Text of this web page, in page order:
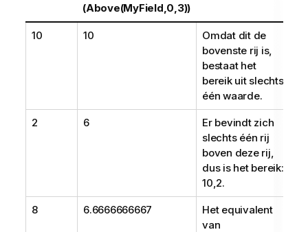
(Above(MyField,0,3))
10 10
Omdat dit de
bovenste rij is,
bestaat het
bereik uit slechts
één waarde.
2 6
Er bevindt zich
slechts één rij
boven deze rij,
dus is het bereik:
10,2.
8 6.6666666667
Het equivalent
van